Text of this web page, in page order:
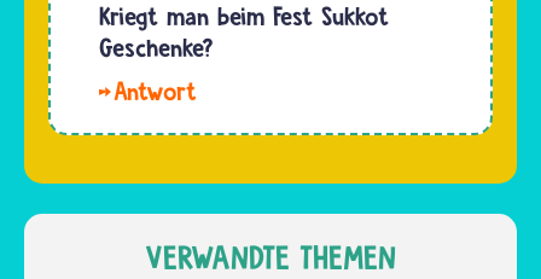
Kriegt man beim Fest Sukkot
Geschenke?
Sukkot
gibt es in
der Regel
VERWANDTE THEMEN